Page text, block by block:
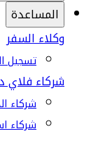
المساعدة
وكلاء السفر
تسجيل
شركاء فلاي
شركاء
شركاء